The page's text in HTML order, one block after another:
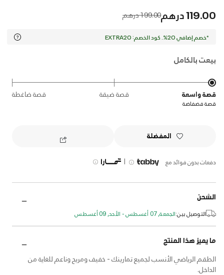
119.00 درهم Price reduced from
199.00 درهم to
*خصم إضافي 20%. كود الخصم: EXTRA20
بيعت بالكامل
قصة واسعة قصة ضيقة قصة ضاغطة
قصة فضفاضة
المفضلة
دفعات بدون فوائد مع |
الشحن
التوصيل بين:الجمعة, 07 أغسطس - الأحد, 09 أغسطس
ما يميز هذا المنتج
الطقم الرياضي الأنسب لجميع تمارينك - خفيف ومريح وناعم للغاية من
الداخل.